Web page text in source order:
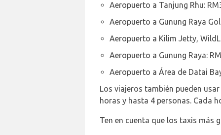
Aeropuerto a Tanjung Rhu:
Aeropuerto a Gunung Raya
Aeropuerto a Kilim Jetty,
Aeropuerto a Gunung Raya:
Aeropuerto a Área de Datai
Los viajeros también pueden
horas y hasta 4 personas. Cada
Ten en cuenta que los taxis más